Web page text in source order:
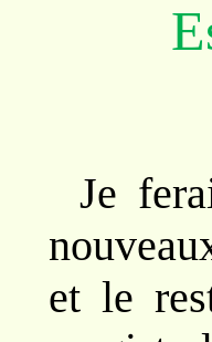
Je
et le